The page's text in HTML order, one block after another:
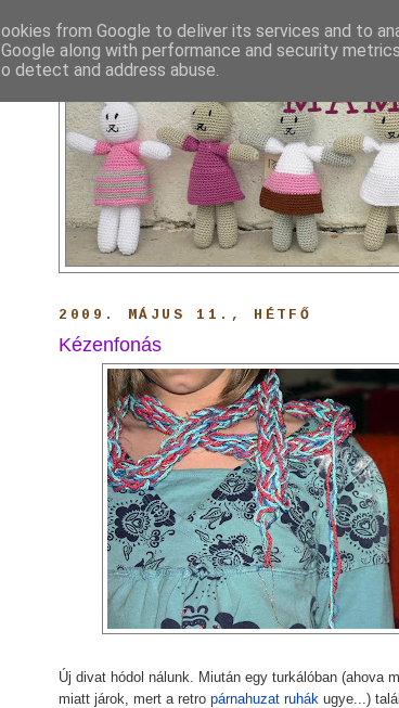
2009. MÁJUS 11., HÉTFŐ
Kézenfonás
Új divat hódol nálunk. Miután egy turkálóban (ahova
miatt járok, mert a retro párnahuzat ruhák ugye...)
from Google to deliver its services and to
along with performance and security
detect and address abuse.